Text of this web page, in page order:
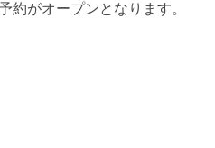
約がオープンとなります。